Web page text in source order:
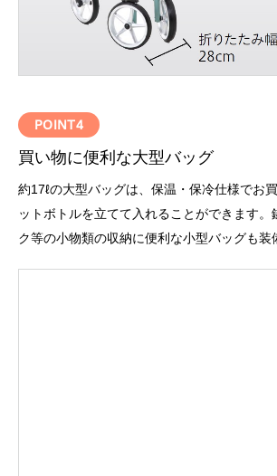
POINT4
買い物に便利な大型バッグ
約17ℓの大型バッグは、保温・保冷仕様でお
ットボトルを立てて入れることができます。
ク等の小物類の収納に便利な小型バッグも装